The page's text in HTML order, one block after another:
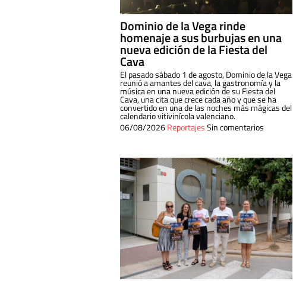
Dominio de la Vega rinde
homenaje a sus burbujas en una
nueva edición de la Fiesta del
Cava
El pasado sábado 1 de agosto, Dominio de la Vega
reunió a amantes del cava, la gastronomía y la
música en una nueva edición de su Fiesta del
Cava, una cita que crece cada año y que se ha
convertido en una de las noches más mágicas del
calendario vitivinícola valenciano.
06/08/2026ReportajesSin comentarios